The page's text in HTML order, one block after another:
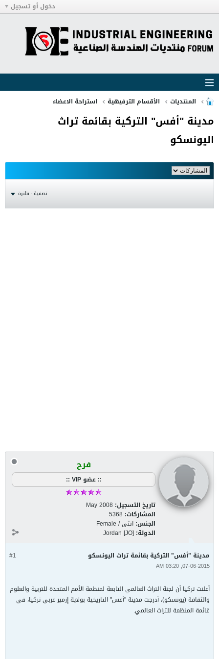
دخول أو تسجيل
المنتديات الأقسام الترفيهية استراحة الاعضاء
مدينة "أفس" التركية بقائمة تراث
اليونسكو
تصفية - فلترة
فرح
:: عضو VIP ::
تاريخ التسجيل: May 2008
المشاركات: 5368
الجنس: انثى / Female
الدولة: Jordan [JO]
#1 مدينة "أفس" التركية بقائمة تراث اليونسكو
07-06-2015, 03:20 AM
أعلنت تركيا أن لجنة التراث العالمي التابعة لمنظمة الأمم المتحدة للتربية والعلوم
والثقافة (يونسكو)، أدرجت مدينة "أفس" التاريخية بولاية إزمير غربي تركيا، في
قائمة المنظمة للتراث العالمي.